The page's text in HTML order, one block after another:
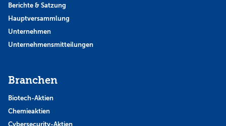
Berichte & Satzung
Hauptversammlung
Unternehmen
Unternehmensmitteilungen
Branchen
Biotech-Aktien
Chemieaktien
Cybersecurity-Aktien